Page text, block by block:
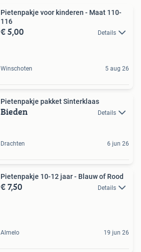
Pietenpakje voor kinderen - Maat 110-
116
€ 5,00 Details
Winschoten 5 aug 26
Pietenpakje pakket Sinterklaas
Bieden Details
Drachten 6 jun 26
Pietenpakje 10-12 jaar - Blauw of Rood
€ 7,50 Details
Almelo 19 jun 26